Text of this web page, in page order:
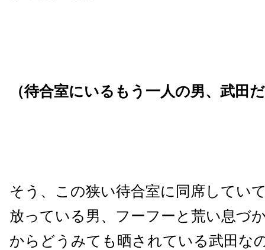
（待合室にいるもう一人の男、武田
そう、この狭い待合室に同席してい
放っている男、フーフーと荒い息づ
からどうみても晒されている武田な